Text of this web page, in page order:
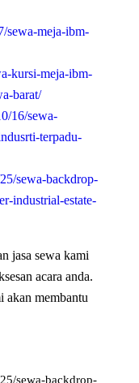
sewa-meja-ibm-
kursi-meja-ibm-
barat/
16/sewa-
terpadu-
sewa-backdrop-
industrial-estate-
jasa sewa kami
acara anda.
akan membantu
sewa-backdrop-